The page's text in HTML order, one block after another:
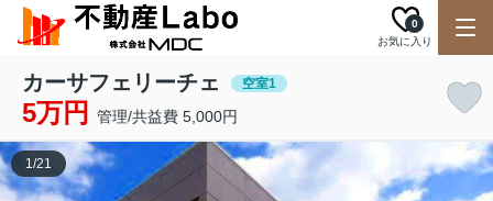
お気に入り
0
カーサフェリーチェ 空室1
5万円 管理/共益費 5,000円
1/21